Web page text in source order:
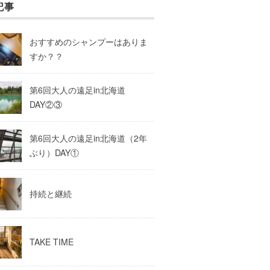
事
おすすめのシャンプーはありま
すか？？
第6回大人の遠足in北海道
DAY②③
第6回大人の遠足in北海道（2年
ぶり）DAY①
持続と継続
TAKE TIME